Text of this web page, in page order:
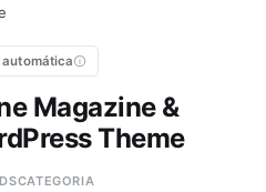
Magazine &
Theme
CATEGORIA